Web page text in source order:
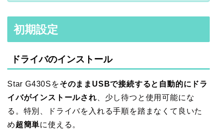
初期設定
ドライバのインストール
Star G430SをそのままUSBで接続すると自動的にドラ
イバがインストールされ 、少し待つと使用可能にな
る。特別、ドライバを入れる手順を踏まなくて良いた
め超簡単に使える。